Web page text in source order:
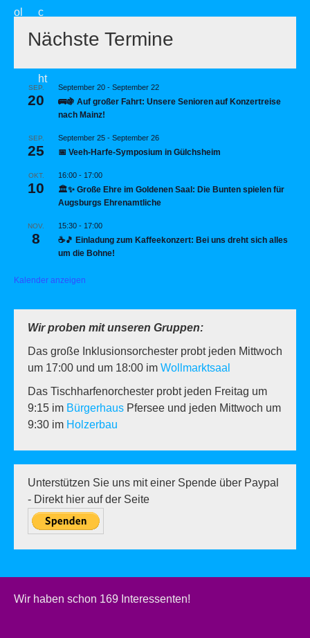
Nächste Termine
SEP.
20
September 20 - September 22
🚌🍇 Auf großer Fahrt: Unsere Senioren auf Konzertreise
nach Mainz!
SEP.
25
September 25 - September 26
📅 Veeh-Harfe-Symposium in Gülchsheim
OKT.
10
16:00 - 17:00
🏛️✨ Große Ehre im Goldenen Saal: Die Bunten spielen für
Augsburgs Ehrenamtliche
NOV.
8
15:30 - 17:00
☕🎵 Einladung zum Kaffeekonzert: Bei uns dreht sich alles
um die Bohne!
Kalender anzeigen
Wir proben mit unseren Gruppen:
Das große Inklusionsorchester probt jeden Mittwoch
um 17:00 und um 18:00 im Wollmarktsaal
Das Tischharfenorchester probt jeden Freitag um
9:15 im Bürgerhaus Pfersee und jeden Mittwoch um
9:30 im Holzerbau
Unterstützen Sie uns mit einer Spende über Paypal
- Direkt hier auf der Seite
Wir haben schon 169 Interessenten!